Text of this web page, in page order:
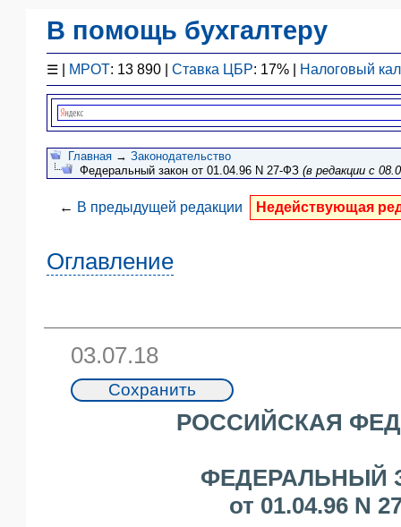
В помощь бухгалтеру
☰ МРОТ: 13 890 | Ставка ЦБР: 17% | Налоговый
Законодательство
F1 - Отчетность
План счетов
Справочник
Упрощенка
Договоры
Проводки
Обзоры
Авто
Главная → Законодательство
Федеральный закон от 01.04.96 N 27-ФЗ (в редакции с
← В предыдущей редакции Недействующая
Оглавление
03.07.18
РОССИЙСКАЯ
ФЕДЕРАЛЬНЫЙ
от 01.04.96 N